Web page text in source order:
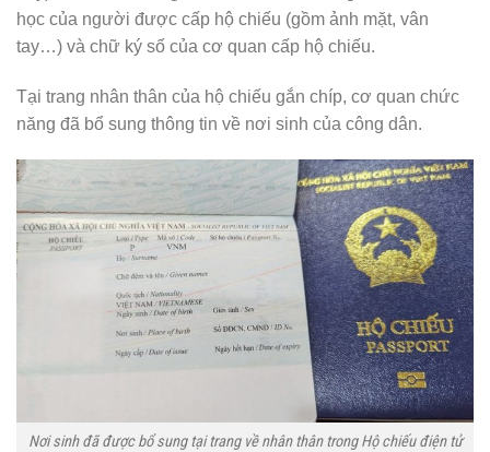
học của người được cấp hộ chiếu (gồm ảnh mặt, vân
tay…) và chữ ký số của cơ quan cấp hộ chiếu.
Tại trang nhân thân của hộ chiếu gắn chíp, cơ quan chức
năng đã bổ sung thông tin về nơi sinh của công dân.
Nơi sinh đã được bổ sung tại trang về nhân thân trong Hộ chiếu điện tử